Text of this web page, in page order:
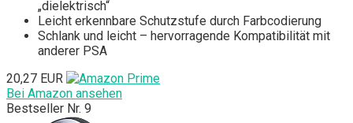
„dielektrisch“
Leicht erkennbare Schutzstufe durch Farbcodierung
Schlank und leicht – hervorragende Kompatibilität mit
anderer PSA
20,27 EUR
Bei Amazon ansehen
Bestseller Nr. 9